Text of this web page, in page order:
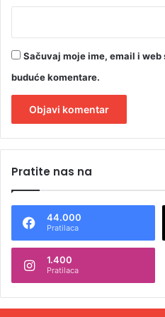
Sačuvaj moje ime, email i
buduće komentare.
t
n
t
Pratite nas na
44.000
Pratilaca
1.400
Pratilaca